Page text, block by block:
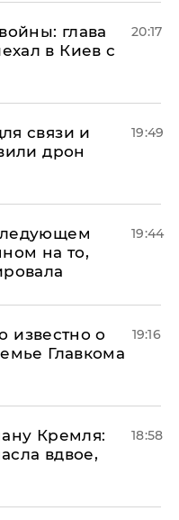
глава
в Киев с
20:17
связи и
дрон
19:49
на то,
19:44
известно о
Главкома
19:16
Кремля:
вдвое,
18:58